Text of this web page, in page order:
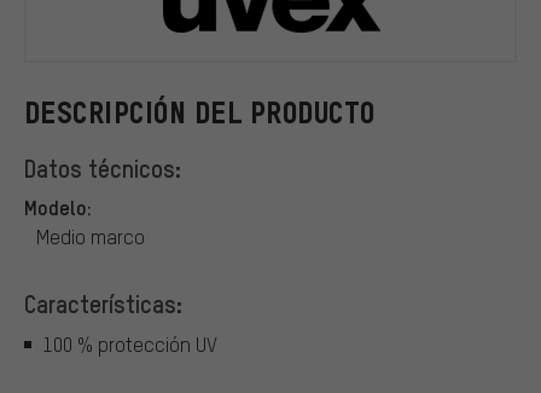
DESCRIPCIÓN DEL PRODUCTO
Datos técnicos:
Modelo:
Medio marco
Características:
100 % protección UV
uvex